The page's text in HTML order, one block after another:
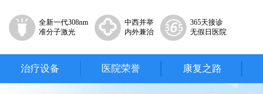
全新一代308nm
准分子激光
中西并举
内外兼治
365天接诊
无假日医院
治疗设备 医院荣誉 康复之路